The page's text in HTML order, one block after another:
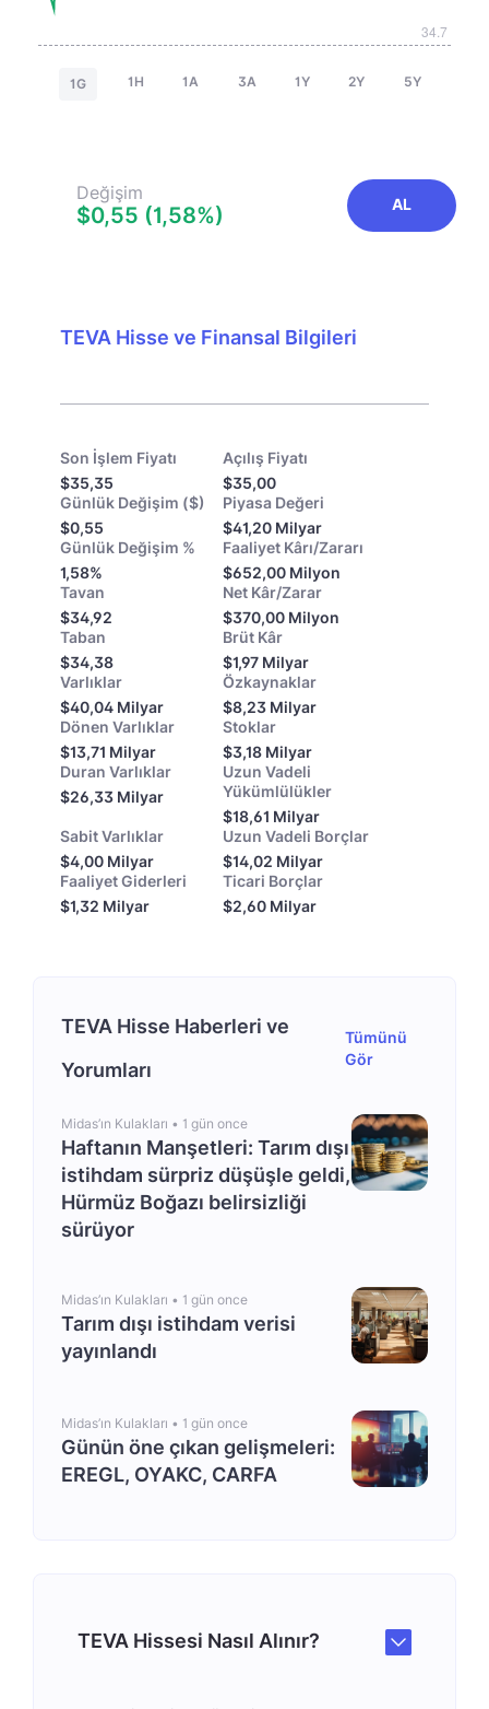
1G 1H 1A 3A 1Y 2Y 5Y
Değişim
$0,55 (1,58%) AL
TEVA Hisse ve Finansal Bilgileri
Son İşlem Fiyatı
$35,35
Açılış Fiyatı
$35,00
Günlük Değişim ($)
$0,55
Piyasa Değeri
$41,20 Milyar
Günlük Değişim %
1,58%
Faaliyet Kârı/Zararı
$652,00 Milyon
Tavan
$34,92
Net Kâr/Zarar
$370,00 Milyon
Taban
$34,38
Brüt Kâr
$1,97 Milyar
Varlıklar
$40,04 Milyar
Özkaynaklar
$8,23 Milyar
Dönen Varlıklar
$13,71 Milyar
Stoklar
$3,18 Milyar
Duran Varlıklar
$26,33 Milyar
Uzun Vadeli
Yükümlülükler
$18,61 Milyar
Sabit Varlıklar
$4,00 Milyar
Uzun Vadeli Borçlar
$14,02 Milyar
Faaliyet Giderleri
$1,32 Milyar
Ticari Borçlar
$2,60 Milyar
TEVA Hisse Haberleri ve
Yorumları
Tümünü
Gör
Midas’ın Kulakları • 1 gün once
Haftanın Manşetleri: Tarım dışı
istihdam sürpriz düşüşle geldi,
Hürmüz Boğazı belirsizliği
sürüyor
Midas’ın Kulakları • 1 gün once
Tarım dışı istihdam verisi
yayınlandı
Midas’ın Kulakları • 1 gün once
Günün öne çıkan gelişmeleri:
EREGL, OYAKC, CARFA
TEVA Hissesi Nasıl Alınır?